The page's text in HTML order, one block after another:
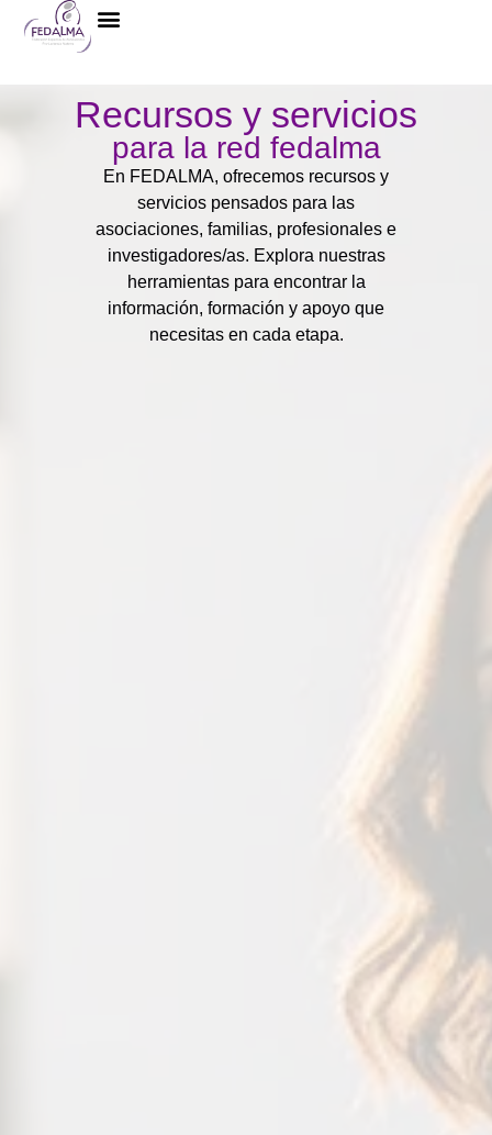
Recursos y servicios
para la red fedalma
En FEDALMA, ofrecemos recursos y
servicios pensados para las
asociaciones, familias, profesionales e
investigadores/as. Explora nuestras
herramientas para encontrar la
información, formación y apoyo que
necesitas en cada etapa.